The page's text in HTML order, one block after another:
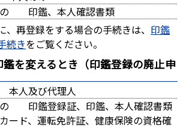
もの 印鑑、本人確認書類
再登録をする場合の手続きは、 印鑑
続きをご覧ください。
を変えるとき（印鑑登録の廃止申
人及び代理人
の 印鑑登録証、印鑑、本人確認書類
カード、運転免許証、健康保険の資格確